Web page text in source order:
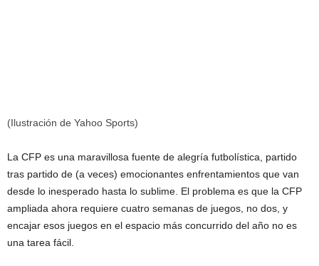
(Ilustración de Yahoo Sports)
La CFP es una maravillosa fuente de alegría futbolística, partido
tras partido de (a veces) emocionantes enfrentamientos que van
desde lo inesperado hasta lo sublime. El problema es que la CFP
ampliada ahora requiere cuatro semanas de juegos, no dos, y
encajar esos juegos en el espacio más concurrido del año no es
una tarea fácil.